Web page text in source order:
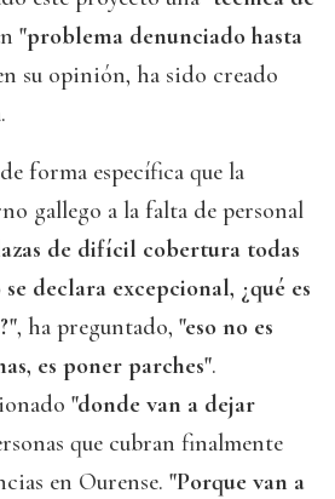
"problema denunciado hasta
su opinión, ha sido creado
forma específica que la
gallego a la falta de personal
de difícil cobertura todas
declara excepcional, ¿qué es
, ha preguntado, "eso no es
es poner parches".
"donde van a dejar
que cubran finalmente
en Ourense. "Porque van a